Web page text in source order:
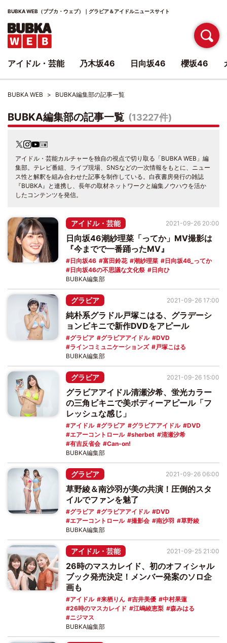
BUBKA WEB（ブブカ・ウェブ）｜グラビア＆アイドルニュースサイト
BUBKA WEB BUBKA編集部の記事一覧
BUBKA編集部の記事一覧 (13227件)
アイドル・芸能カルチャーを独自の視点で切り取る「BUBKA WEB」編
集部。テレビ番組、ライブ現場、SNSなどの一次情報をもとに、ニュー
ス性と解釈を組み合わせた記事を制作している。白夜書房発行の雑誌
『BUBKA』と連携し、長年の取材ネットワークと編集ノウハウを活か
したコンテンツを発信。
アイドル・芸能
日向坂46潮紗理菜「ってか」MV撮影は
『今までで一番踊ったMV』
日向坂46 富田鈴花 潮紗理菜
日向坂46_ってか
日向坂46の不思議な文化祭
日向ひ
2021-09-26 20:00
BUBKA編集部
グラビア
純朴系グラドル戸塚こはる、グラデーシ
ョンビキニで新作DVDをアピール
グラビア グラビアアイドル
DVD
ラインコミュニケーションズ
戸塚こはる
2021-09-26 17:00
BUBKA編集部
グラビア
グラビアアイドル清瀬汐希、蛍光カラー
の三角ビキニで美ボディーアピール「フ
レッシュな感じ」
アイドル グラビア グラビアアイドル
DVD
エアーコントロール
sherbet
清瀬汐希
有吉反省会
Can-on!
2021-09-26 15:00
BUBKA編集部
グラビア
草野綾＆南沙羽が美の共演！圧倒的スタ
イルでファンを魅了
グラビア グラビアアイドル
DVD
エアーコントロール
撮影会 南沙羽 草野綾
2021-09-26 06:00
BUBKA編集部
アイドル・芸能
26時のマスカレイド、初のオフィシャル
ブック発売決定！メンバー発案のソロ企
画も
アイドル 来栖りん 吉井美優
中村果蓮
26時のマスカレイド
江嶋綾恵梨
森みはる
ニジマス
2021-09-25 21:00
BUBKA編集部
アイドル・芸能 乃木坂46 日向坂46 櫻坂46